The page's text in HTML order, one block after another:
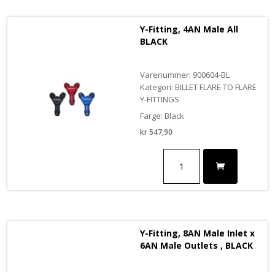
antall
Y-Fitting, 4AN Male All
BLACK
Varenummer: 900604-BL
Kategori: BILLET FLARE TO FLARE
Y-FITTINGS
Farge: Black
kr547,90
Fitting,
Male
antall
Y-Fitting, 8AN Male Inlet x
6AN Male Outlets , BLACK